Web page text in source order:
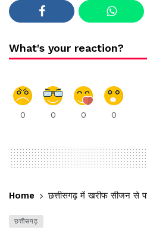
What's your reaction?
0 0 0 0
Home छत्तीसगढ़ में खरीफ सीजन से
छत्तीसगढ़